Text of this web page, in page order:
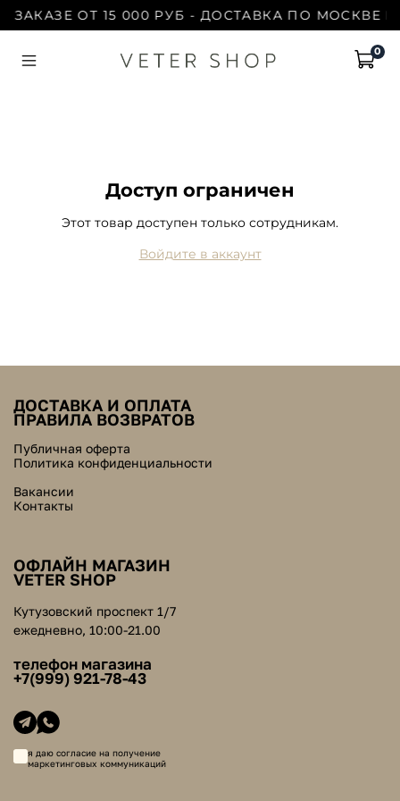
ЗАКАЗЕ ОТ 15 000 РУБ - ДОСТАВКА ПО МОСКВЕ
0
Доступ ограничен
Этот товар доступен только сотрудникам.
Войдите в аккаунт
ДОСТАВКА И ОПЛАТА
ПРАВИЛА ВОЗВРАТОВ
Публичная оферта
Политика конфиденциальности
Вакансии
Контакты
ОФЛАЙН МАГАЗИН
VETER SHOP
Кутузовский проспект 1/7
ежедневно, 10:00-21.00
телефон магазина
+7(999) 921-78-43
я даю согласие на получение
маркетинговых коммуникаций